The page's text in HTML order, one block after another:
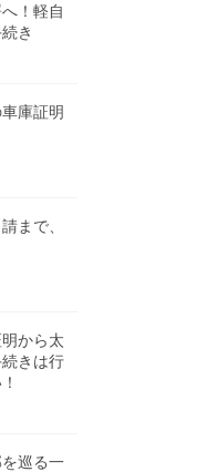
！軽自
き
庫証明
まで、
から太
きは行
を巡る一